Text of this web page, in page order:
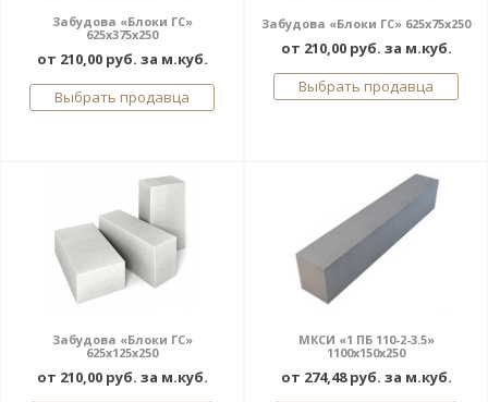
Забудова «Блоки ГС»
625x375x250
от 210,00 руб. за м.куб.
Выбрать продавца
Забудова «Блоки ГС» 625x75x250
от 210,00 руб. за м.куб.
Выбрать продавца
Забудова «Блоки ГС»
625x125x250
от 210,00 руб. за м.куб.
МКСИ «1 ПБ 110-2-3.5»
1100х150х250
от 274,48 руб. за м.куб.